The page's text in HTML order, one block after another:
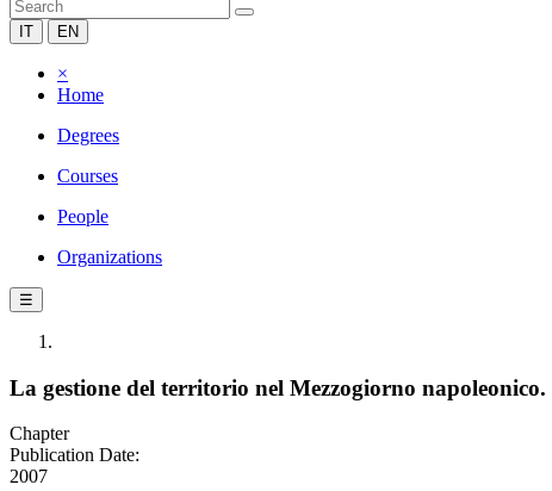
IT EN
×
Home
Degrees
Courses
People
Organizations
☰
La gestione del territorio nel Mezzogiorno
Chapter
Publication Date:
2007